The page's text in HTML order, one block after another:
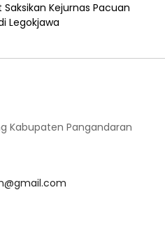
Kejurnas Pacuan
Legokjawa
Kabupaten Pangandaran